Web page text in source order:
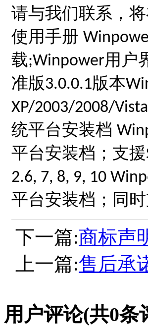
请与我们联系，
使用手册
载;Winpower用户
准版3.0.0.1版本
XP/2003/2008/
统平台安装档
平台安装档；支援
2.6, 7, 8, 9, 10
平台安装档；同
下一篇:商标声
上一篇:售后承
用户评论(共0条